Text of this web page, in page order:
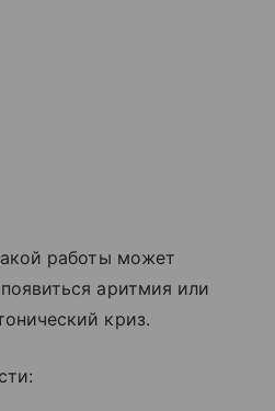
работы может
аритмия или
криз.